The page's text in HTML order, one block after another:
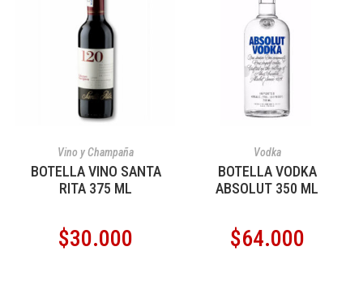
Vino y Champaña
BOTELLA VINO SANTA
RITA 375 ML
$30.000
Vodka
BOTELLA VODKA
ABSOLUT 350 ML
$64.000